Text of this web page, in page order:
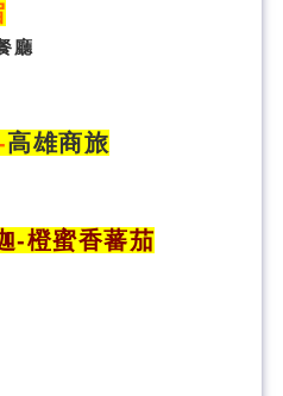
廳
高雄商旅
-橙蜜香蕃茄